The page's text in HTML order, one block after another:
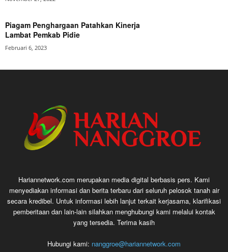
Piagam Penghargaan Patahkan Kinerja
Lambat Pemkab Pidie
Februari 6, 2023
Hariannetwork.com merupakan media digital berbasis pers. Kami
menyediakan informasi dan berita terbaru dari seluruh pelosok tanah air
secara kredibel. Untuk informasi lebih lanjut terkait kerjasama, klarifikasi
pemberitaan dan lain-lain silahkan menghubungi kami melalui kontak
yang tersedia. Terima kasih
Hubungi kami: nanggroe@hariannetwork.com